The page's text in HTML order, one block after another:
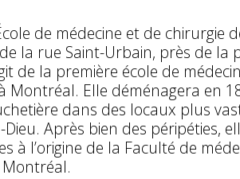
de médecine et de chirurgie
la rue Saint-Urbain, près de la
de la première école de
Montréal. Elle déménagera en
dans des locaux plus
Dieu. Après bien des péripéties,
à l’origine de la Faculté de
Montréal.